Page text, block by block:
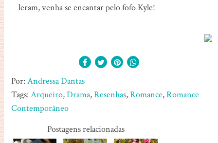
leram, venha se encantar pelo fofo Kyle!
Por: Andressa Dantas
Tags: Arqueiro,Drama,Resenhas,Romance,Romance
Contemporâneo
Postagens relacionadas